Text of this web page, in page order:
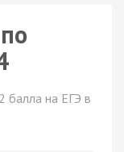
балла на ЕГЭ в